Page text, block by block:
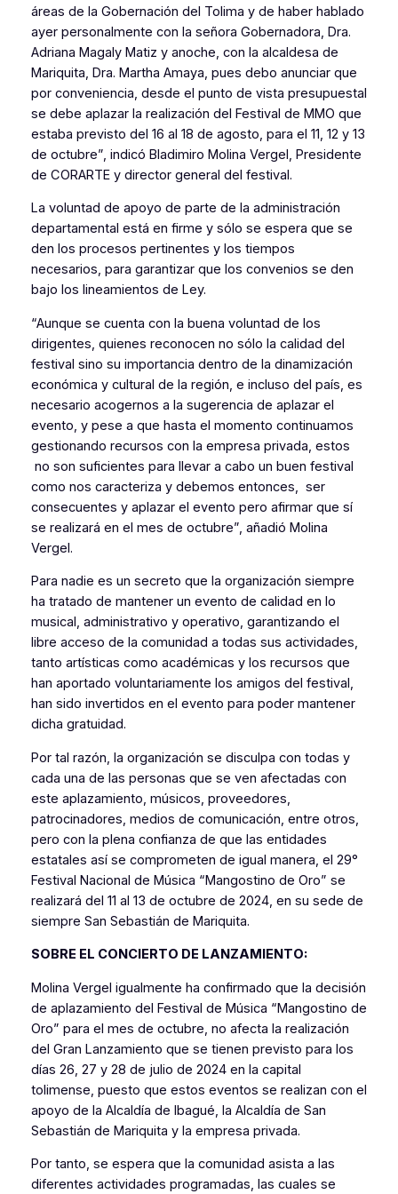
áreas de la Gobernación del Tolima y de haber hablado
ayer personalmente con la señora Gobernadora, Dra.
Adriana Magaly Matiz y anoche, con la alcaldesa de
Mariquita, Dra. Martha Amaya, pues debo anunciar que
por conveniencia, desde el punto de vista presupuestal
se debe aplazar la realización del Festival de MMO que
estaba previsto del 16 al 18 de agosto, para el 11, 12 y 13
de octubre”, indicó Bladimiro Molina Vergel, Presidente
de CORARTE y director general del festival.
La voluntad de apoyo de parte de la administración
departamental está en firme y sólo se espera que se
den los procesos pertinentes y los tiempos
necesarios, para garantizar que los convenios se den
bajo los lineamientos de Ley.
“Aunque se cuenta con la buena voluntad de los
dirigentes, quienes reconocen no sólo la calidad del
festival sino su importancia dentro de la dinamización
económica y cultural de la región, e incluso del país, es
necesario acogernos a la sugerencia de aplazar el
evento, y pese a que hasta el momento continuamos
gestionando recursos con la empresa privada, estos
no son suficientes para llevar a cabo un buen festival
como nos caracteriza y debemos entonces, ser
consecuentes y aplazar el evento pero afirmar que sí
se realizará en el mes de octubre”, añadió Molina
Vergel.
Para nadie es un secreto que la organización siempre
ha tratado de mantener un evento de calidad en lo
musical, administrativo y operativo, garantizando el
libre acceso de la comunidad a todas sus actividades,
tanto artísticas como académicas y los recursos que
han aportado voluntariamente los amigos del festival,
han sido invertidos en el evento para poder mantener
dicha gratuidad.
Por tal razón, la organización se disculpa con todas y
cada una de las personas que se ven afectadas con
este aplazamiento, músicos, proveedores,
patrocinadores, medios de comunicación, entre otros,
pero con la plena confianza de que las entidades
estatales así se comprometen de igual manera, el 29°
Festival Nacional de Música “Mangostino de Oro” se
realizará del 11 al 13 de octubre de 2024, en su sede de
siempre San Sebastián de Mariquita.
SOBRE EL CONCIERTO DE LANZAMIENTO:
Molina Vergel igualmente ha confirmado que la decisión
de aplazamiento del Festival de Música “Mangostino de
Oro” para el mes de octubre, no afecta la realización
del Gran Lanzamiento que se tienen previsto para los
días 26, 27 y 28 de julio de 2024 en la capital
tolimense, puesto que estos eventos se realizan con el
apoyo de la Alcaldía de Ibagué, la Alcaldía de San
Sebastián de Mariquita y la empresa privada.
Por tanto, se espera que la comunidad asista a las
diferentes actividades programadas, las cuales se